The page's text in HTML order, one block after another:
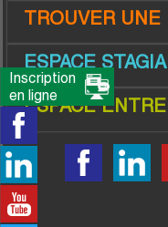
TROUVER UNE
ESPACE
ESPACE
Inscription
en ligne